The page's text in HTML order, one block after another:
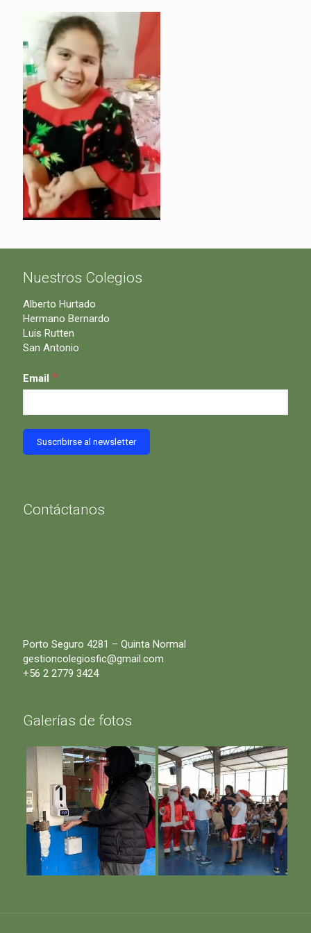
Nuestros Colegios
Alberto Hurtado
Hermano Bernardo
Luis Rutten
San Antonio
Email *
Contáctanos
Porto Seguro 4281 – Quinta Normal
gestioncolegiosfic@gmail.com
+56 2 2779 3424
Galerías de fotos